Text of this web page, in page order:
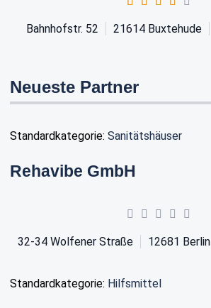
Bahnhofstr. 52 21614 Buxtehude
Neueste Partner
Standardkategorie: Sanitätshäuser
Rehavibe GmbH
32-34 Wolfener Straße 12681 Berlin
Standardkategorie: Hilfsmittel